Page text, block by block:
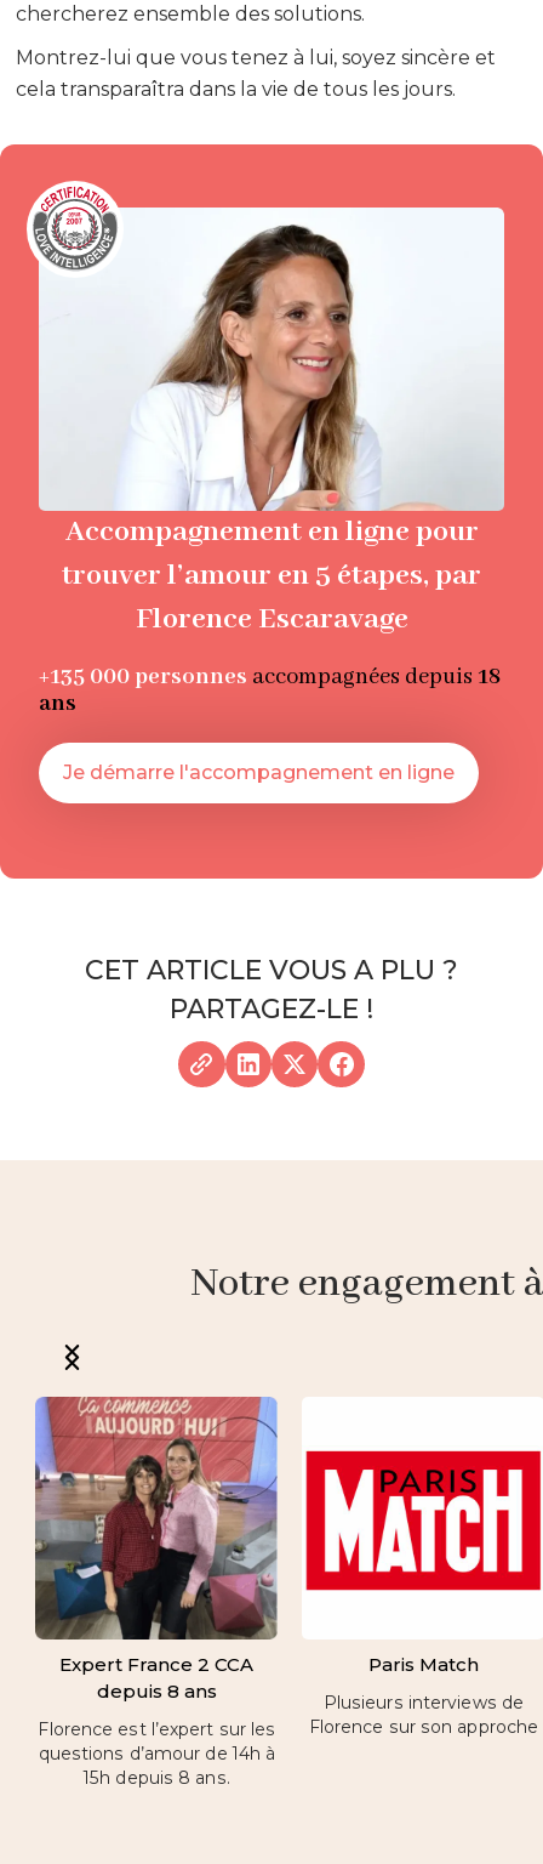
chercherez ensemble des solutions.
Montrez-lui que vous tenez à lui, soyez sincère et
cela transparaîtra dans la vie de tous les jours.
Accompagnement en ligne pour
trouver l’amour en 5 étapes, par
Florence Escaravage
+135 000 personnes accompagnées depuis 18
ans
Je démarre l'accompagnement en ligne
CET ARTICLE VOUS A PLU ?
PARTAGEZ-LE !
Notre engagement
Expert France 2 CCA
depuis 8 ans
Florence est l’expert sur les
questions d’amour de 14h à
15h depuis 8 ans.
Paris Match
Plusieurs interviews de
Florence sur son approche